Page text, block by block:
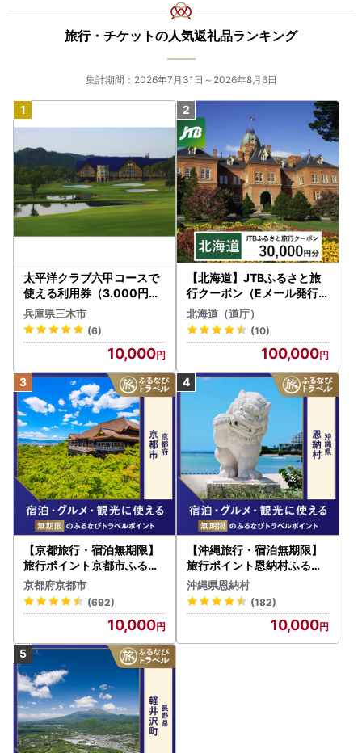
旅行・チケットの人気返礼品ランキング
集計期間：2026年7月31日～2026年8月6日
太平洋クラブ六甲コースで
使える利用券（3.000円分
）
兵庫県三木市
(6)
10,000
【北海道】JTBふるさと旅
行クーポン（Eメール発行
）30,000円分 旅行 トラベ
ル 宿泊 人気 おすすめ JTB
W030T
北海道（道庁）
(10)
100,000
【京都旅行・宿泊無期限】
旅行ポイント京都市ふるな
びトラベルポイント
京都府京都市
(692)
10,000
【沖縄旅行・宿泊無期限】
旅行ポイント恩納村ふるな
びトラベルポイント
沖縄県恩納村
(182)
10,000